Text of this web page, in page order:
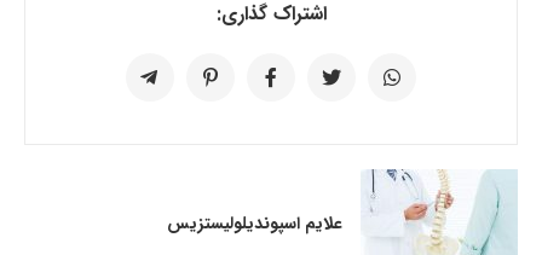
اشتراک گذاری:
علایم اسپوندیلولیستزیس